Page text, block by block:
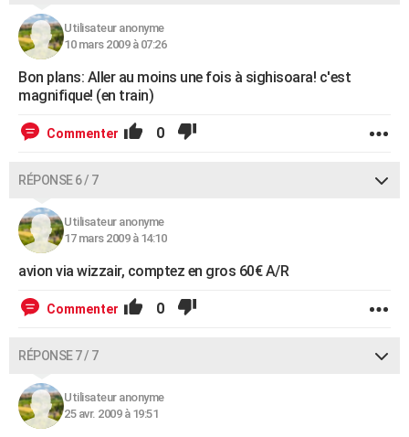
Utilisateur anonyme
10 mars 2009 à 07:26
Bon plans: Aller au moins une fois à sighisoara! c'est
magnifique! (en train)
Commenter 0
RÉPONSE 6 / 7
Utilisateur anonyme
17 mars 2009 à 14:10
avion via wizzair, comptez en gros 60€ A/R
Commenter 0
RÉPONSE 7 / 7
Utilisateur anonyme
25 avr. 2009 à 19:51